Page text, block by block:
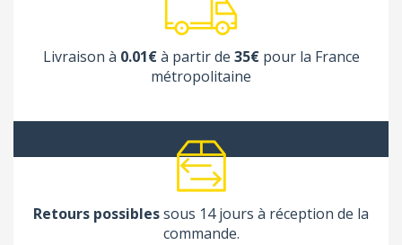
Livraison à 0.01€à partir de 35€pour la France
métropolitaine
Retours possiblessous 14 jours à réception de la
commande.